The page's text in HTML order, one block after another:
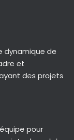
dynamique de
et
des projets
pour